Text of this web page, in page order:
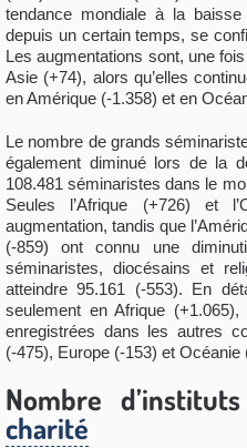
tendance mondiale à la
depuis un certain temps, se
Les augmentations sont, une
Asie (+74), alors qu’elles
en Amérique (-1.358) et en
Le nombre de grands
également diminué lors de la
108.481 séminaristes dans le
Seules l’Afrique (+726) et
augmentation, tandis que
(-859) ont connu une
séminaristes, diocésains et
atteindre 95.161 (-553). En
seulement en Afrique
enregistrées dans les autres
(-475), Europe (-153) et Océanie
Nombre
charité